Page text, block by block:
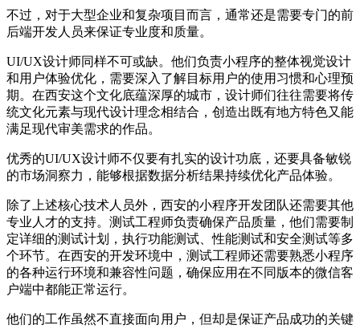
不过，对于大型企业和复杂项目而言，通常还是需要专门的前
后端开发人员来保证专业度和质量。
UI/UX设计师同样不可或缺。他们负责小程序的整体视觉设计
和用户体验优化，需要深入了解目标用户的使用习惯和心理预
期。在西安这个文化底蕴深厚的城市，设计师们往往需要将传
统文化元素与现代设计理念相结合，创造出既有地方特色又能
满足现代审美需求的作品。
优秀的UI/UX设计师不仅要有扎实的设计功底，还要具备敏锐
的市场洞察力，能够根据数据分析结果持续优化产品体验。
除了上述核心技术人员外，西安的小程序开发团队还需要其他
专业人才的支持。测试工程师负责确保产品质量，他们需要制
定详细的测试计划，执行功能测试、性能测试和安全测试等多
个环节。在西安的开发环境中，测试工程师还需要熟悉小程序
的各种运行环境和兼容性问题，确保应用在不同版本的微信客
户端中都能正常运行。
他们的工作虽然不直接面向用户，但却是保证产品成功的关键